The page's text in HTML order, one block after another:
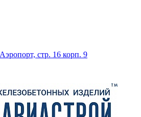
стр. 16 корп. 9